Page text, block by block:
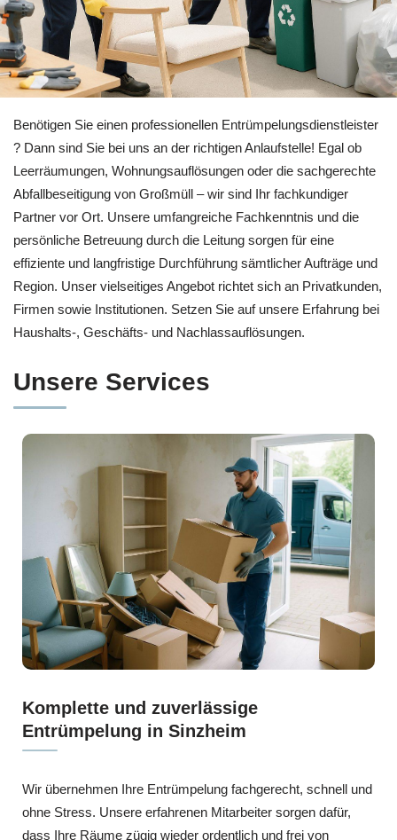
Sie brauchen Entrümpelung in Sinzheim? 🏡RäumProjekt
Benötigen Sie einen professionellen Entrümpelungsdienstleister
? Dann sind Sie bei uns an der richtigen Anlaufstelle! Egal ob
Leerräumungen, Wohnungsauflösungen oder die sachgerechte
Abfallbeseitigung von Großmüll – wir sind Ihr fachkundiger
Partner vor Ort. Unsere umfangreiche Fachkenntnis und die
persönliche Betreuung durch die Leitung sorgen für eine
effiziente und langfristige Durchführung sämtlicher Aufträge und
Region. Unser vielseitiges Angebot richtet sich an Privatkunden,
Firmen sowie Institutionen. Setzen Sie auf unsere Erfahrung bei
Haushalts-, Geschäfts- und Nachlassauflösungen.
Unsere Services
Komplette und zuverlässige
Entrümpelung in Sinzheim
Wir übernehmen Ihre Entrümpelung fachgerecht, schnell und
ohne Stress. Unsere erfahrenen Mitarbeiter sorgen dafür,
dass Ihre Räume zügig wieder ordentlich und frei von